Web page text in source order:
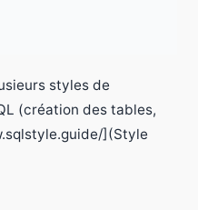
styles de
(création des tables,
](Style